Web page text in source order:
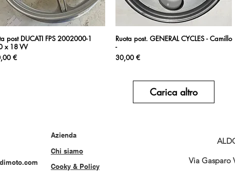
Vista rapida
post DUCATI FPS 2002000-1
x 18 VV
€
Vista rapida
Ruota post. GENERAL CYCLES - Camillo
-
Prezzo
30,00 €
Carica altro
Azienda
Chi siamo
Cooky & Policy
Via Gasparo